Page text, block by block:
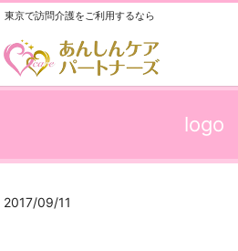
東京で訪問介護をご利用するなら
logo
2017/09/11